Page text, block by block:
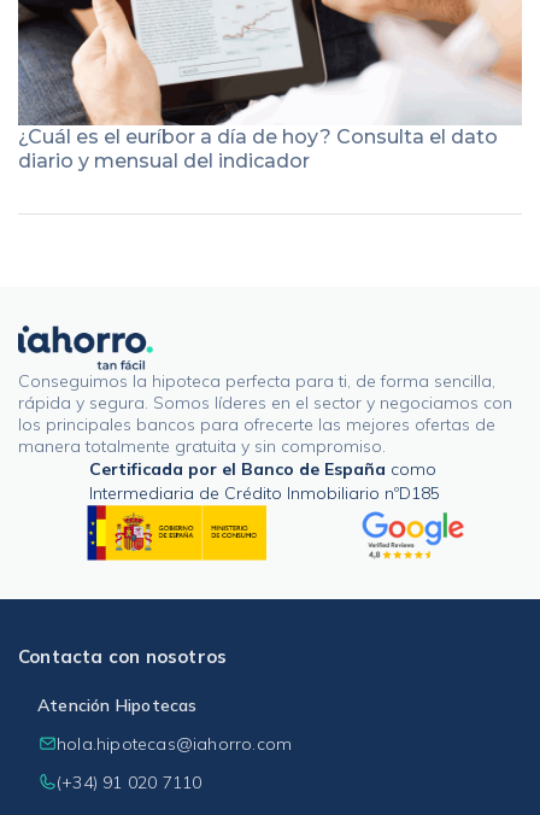
¿Cuál es el euríbor a día de hoy? Consulta el dato
diario y mensual del indicador
Conseguimos la hipoteca perfecta para ti, de forma sencilla,
rápida y segura. Somos líderes en el sector y negociamos con
los principales bancos para ofrecerte las mejores ofertas de
manera totalmente gratuita y sin compromiso.
Certificada por el Banco de España como
Intermediaria de Crédito Inmobiliario nºD185
Contacta con nosotros
Atención Hipotecas
hola.hipotecas@iahorro.com
(+34) 91 020 7110